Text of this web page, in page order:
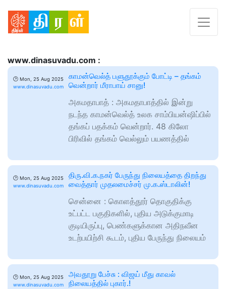
www.dinasuvadu.com :
🕑 Mon, 25 Aug 2025
www.dinasuvadu.com
காமன்வெல்த் பளுதூக்கும் போட்டி – தங்கம்
வென்றார் மீராபாய் சானு!
அகமதாபாத் : அகமதாபாத்தில் இன்று
நடந்த காமன்வெல்த் உலக சாம்பியன்ஷிப்பில்
தங்கப் பதக்கம் வென்றார். 48 கிலோ
பிரிவில் தங்கம் வெல்லும் பயணத்தில்
🕑 Mon, 25 Aug 2025
www.dinasuvadu.com
திரு.வி.க.நகர் பேருந்து நிலையத்தை திறந்து
வைத்தார் முதலமைச்சர் மு.க.ஸ்டாலின்!
சென்னை : கொளத்தூர் தொகுதிக்கு
உட்பட்ட பகுதிகளில், புதிய அடுக்குமாடி
குடியிருப்பு, பெண்களுக்கான அதிநவீன
உடற்பயிற்சி கூடம், புதிய பேருந்து நிலையம்
🕑 Mon, 25 Aug 2025
www.dinasuvadu.com
அவதூறு பேச்சு : விஜய் மீது காவல்
நிலையத்தில் புகார்.!